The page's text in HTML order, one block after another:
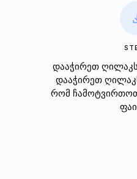
დააჭირეთ
დააჭირეთ
რომ